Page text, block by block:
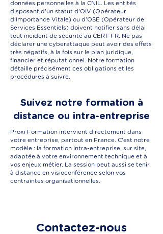
données personnelles à la CNIL. Les entités
disposant d'un statut d'OIV (Opérateur
d'Importance Vitale) ou d'OSE (Opérateur de
Services Essentiels) doivent notifier sans délai
tout incident de sécurité au CERT-FR. Ne pas
déclarer une cyberattaque peut avoir des effets
très négatifs, à la fois sur le plan juridique,
financier et réputationnel. Notre formation
détaille précisément ces obligations et les
procédures à suivre.
Suivez notre formation à
distance ou intra-entreprise
Proxi Formation intervient directement dans
votre entreprise, partout en France. C'est notre
modèle : la formation intra-entreprise, sur site,
adaptée à votre environnement technique et à
vos enjeux métier. La session peut aussi se tenir
à distance en visioconférence selon vos
contraintes organisationnelles.
Contactez-nous